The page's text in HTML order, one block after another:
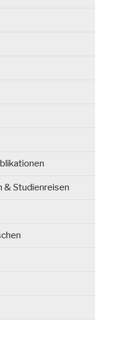
Studienreisen